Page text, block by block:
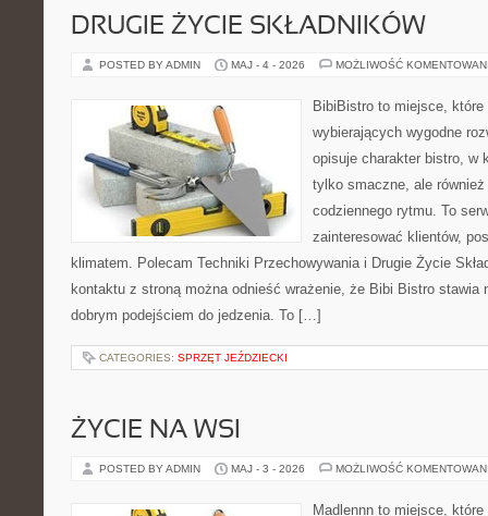
DRUGIE ŻYCIE SKŁADNIKÓW
POSTED BY ADMIN MAJ - 4 - 2026 MOŻLIWOŚĆ
BibiBistro to miejsce,
wybierających wygodne
opisuje charakter bistro, w
tylko smaczne, ale również
codziennego rytmu. To
zainteresować klientów,
klimatem. Polecam Techniki Przechowywania i Drugie Życie
kontaktu z stroną można odnieść wrażenie, że Bibi Bistro stawia
dobrym podejściem do jedzenia. To […]
CATEGORIES: SPRZĘT JEŹDZIECKI
ŻYCIE NA WSI
POSTED BY ADMIN MAJ - 3 - 2026 MOŻLIWOŚĆ
Madlennn to miejsce,